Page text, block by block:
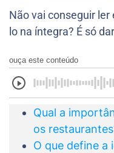
Não vai conseguir ler
lo na íntegra? É só
ouça este conteúdo
Qual a
os
O que define a